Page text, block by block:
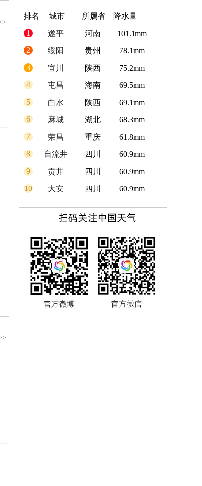
排名 城市 所属省
降水量
1
遂平 河南
101.1mm
2
绥阳 贵州
78.1mm
3
宜川 陕西
75.2mm
4
屯昌 海南
69.5mm
5
白水 陕西
69.1mm
6
麻城 湖北
68.3mm
7
荣昌 重庆
61.8mm
8
自流井 四川
60.9mm
9
贡井 四川
60.9mm
10
大安 四川 60.9mm